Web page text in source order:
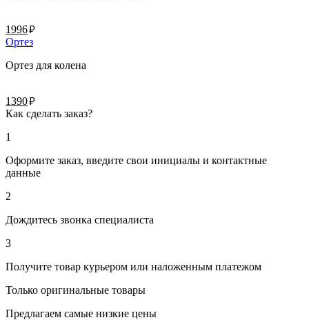
1996руб.
Ортез
Ортез для колена
1390руб.
Как сделать заказ?
1
Оформите заказ, введите свои инициалы и контактные
данные
2
Дождитесь звонка специалиста
3
Получите товар курьером или наложенным платежом
Только оригинальные товары
Предлагаем самые низкие цены